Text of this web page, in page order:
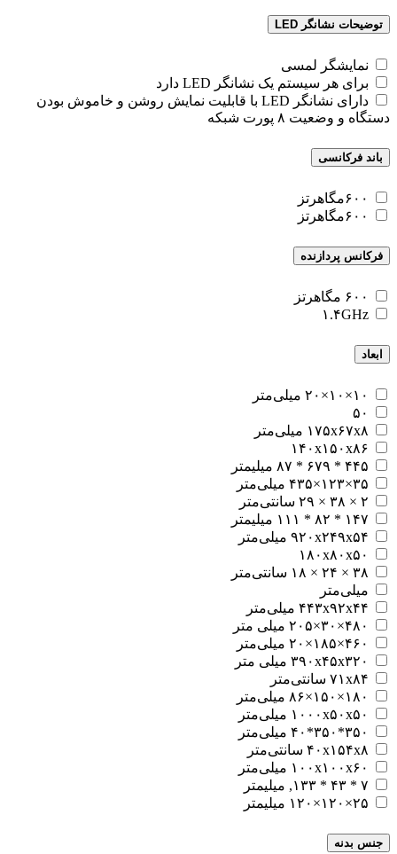
توضیحات نشانگر LED
نمایشگر لمسی
برای هر سیستم یک نشانگر LED دارد
دارای نشانگر LED با قابلیت نمایش روشن و خاموش بودن
دستگاه و وضعیت ۸ پورت شبکه
باند فرکانسی
۶۰۰مگاهرتز
۶۰۰مگاهرتز
فرکانس پردازنده
۶۰۰ مگاهرتز
۱.۴GHz
ابعاد
۱۰×۱۰×۲۰ میلی‌متر
۵۰
۱۷۵x۶۷x۸ میلی‌متر
۱۴۰x۱۵۰x۸۶
۴۴۵ * ۶۷۹ * ۸۷ میلیمتر
۳۵×۱۲۳×۴۳۵ میلی‌متر
۲ × ۳۸ × ۲۹ سانتی‌متر
۱۴۷ * ۸۲ * ۱۱۱ میلیمتر
۹۲۰x۲۴۹x۵۴ میلی‌متر
۱۸۰x۸۰x۵۰
۳۸ × ۲۴ × ۱۸ سانتی‌متر
میلی‌متر
۴۴۳x۹۲x۴۴ میلی‌متر
۴۸۰×۳۰×۲۰۵ میلی متر
۴۶۰×۱۸۵×۲۰ میلی‌متر
۳۹۰x۴۵x۳۲۰ میلی‌ متر
۷۱x۸۴ سانتی‌متر
۱۸۰×۱۵۰×۸۶ میلی‌متر
۱۰۰۰x۵۰x۵۰ میلی‌متر
۳۵۰*۳۵۰*۴۰ میلی‌متر
۴۰x۱۵۴x۸ سانتی‌متر
۱۰۰x۱۰۰x۶۰ میلی‌متر
۷ * ۴۳ * ۱۳۳, میلیمتر
۲۵×۱۲۰×۱۲۰ میلیمتر
جنس بدنه